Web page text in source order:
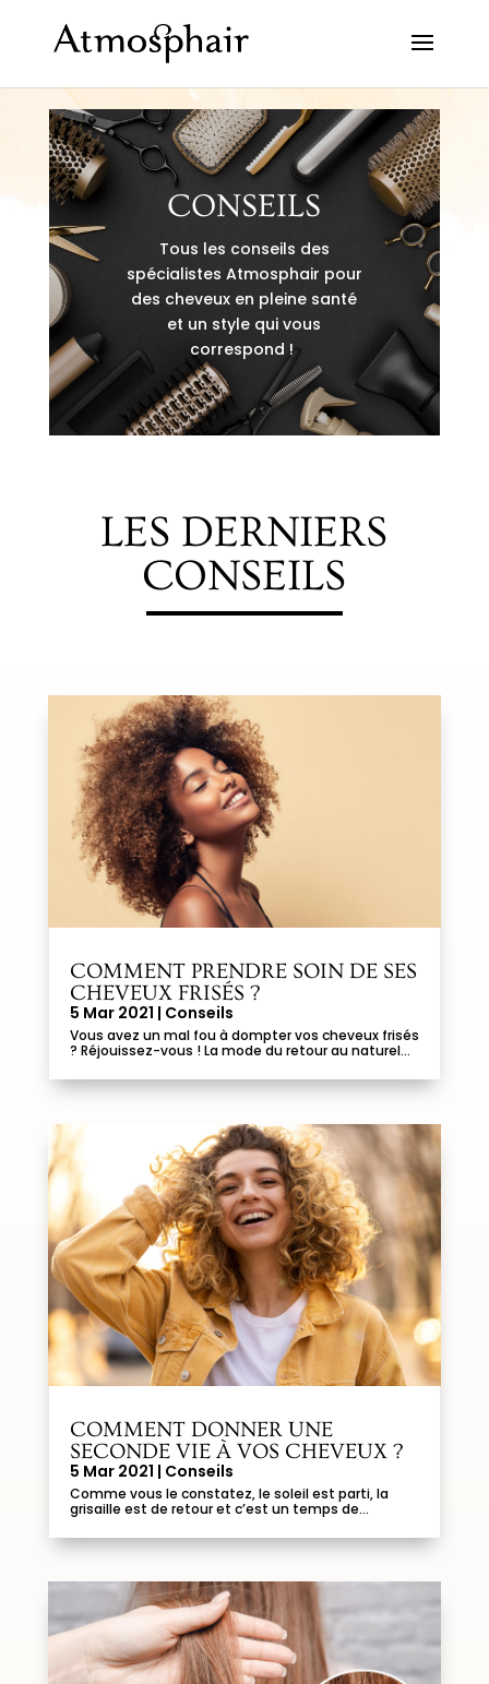
CONSEILS
Tous les conseils des
spécialistes Atmosphair pour
des cheveux en pleine santé
et un style qui vous
correspond !
LES DERNIERS
CONSEILS
COMMENT PRENDRE SOIN DE SES
CHEVEUX FRISÉS ?
5 Mar 2021 | Conseils
Vous avez un mal fou à dompter vos cheveux frisés
? Réjouissez-vous ! La mode du retour au naturel...
COMMENT DONNER UNE
SECONDE VIE À VOS CHEVEUX ?
5 Mar 2021 | Conseils
Comme vous le constatez, le soleil est parti, la
grisaille est de retour et c’est un temps de...